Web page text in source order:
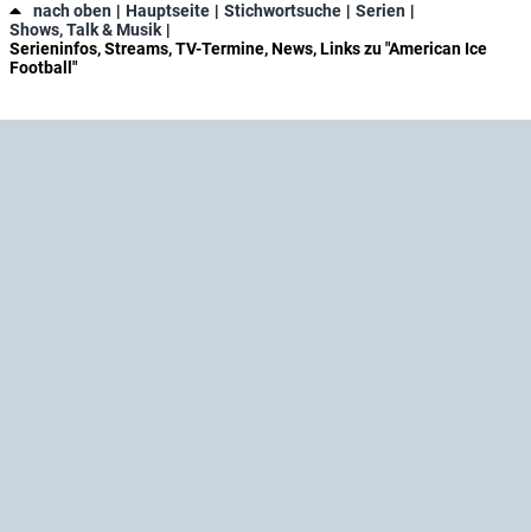
nach oben Hauptseite Stichwortsuche
Serien
Shows, Talk & Musik
Serieninfos, Streams, TV-Termine, News, Links zu "American Ice
Football"